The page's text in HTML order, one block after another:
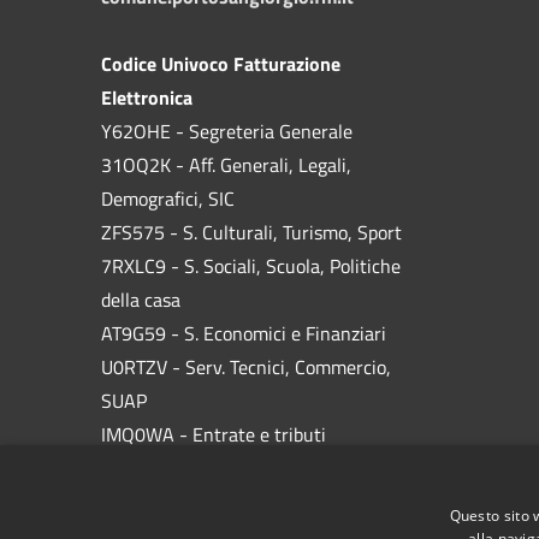
Codice Univoco Fatturazione
Elettronica
Y62OHE - Segreteria Generale
31OQ2K - Aff. Generali, Legali,
Demografici, SIC
ZFS575 - S. Culturali, Turismo, Sport
7RXLC9 - S. Sociali, Scuola, Politiche
della casa
AT9G59 - S. Economici e Finanziari
U0RTZV - Serv. Tecnici, Commercio,
SUAP
IMQ0WA - Entrate e tributi
Questo sito